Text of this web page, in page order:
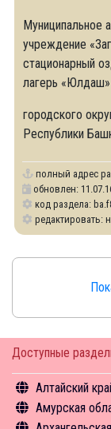
Доступные
Алтайский
Общая
Амурская
Муниципальное
учреждение
стационарный
лагерь «Юлдаш»
городского
Республики
полный адрес
обновлен:
код раздела:
редактировать: